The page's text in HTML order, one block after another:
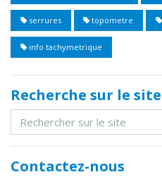
serrures topometre
info tachymetrique
Recherche sur le site
Contactez-nous